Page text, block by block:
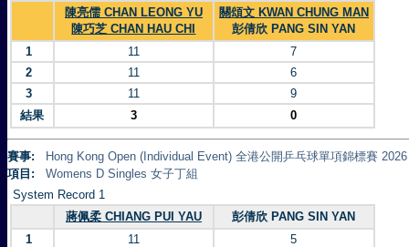
陳亮儒 CHAN LEONG YU
陳巧芝 CHAN HAU CHI
關頌文 KWAN CHUNG MAN
彭倩欣 PANG SIN YAN
1
11
7
2
11
6
3
11
9
結果
3 0
賽事:
Hong Kong Open (Individual Event) 全港公開乒乓球單項錦標賽 2026
項目:
Womens D Singles 女子丁組
System Record 1
蔣佩柔 CHIANG PUI YAU
彭倩欣 PANG SIN YAN
1
11
5